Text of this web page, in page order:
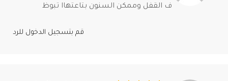
ف القفل وممكن السنون بتاعتهاا تبوظ
قم بتسجيل الدخول للرد